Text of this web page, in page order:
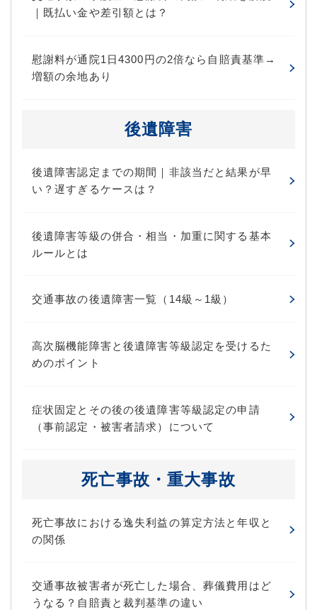
｜既払い金や差引額とは？
慰謝料が通院1日4300円の2倍なら自賠責基準→
増額の余地あり
後遺障害
後遺障害認定までの期間｜非該当だと結果が早
い？遅すぎるケースは？
後遺障害等級の併合・相当・加重に関する基本
ルールとは
交通事故の後遺障害一覧（14級～1級）
高次脳機能障害と後遺障害等級認定を受けるた
めのポイント
症状固定とその後の後遺障害等級認定の申請
（事前認定・被害者請求）について
死亡事故・重大事故
死亡事故における逸失利益の算定方法と年収と
の関係
交通事故被害者が死亡した場合、葬儀費用はど
うなる？自賠責と裁判基準の違い